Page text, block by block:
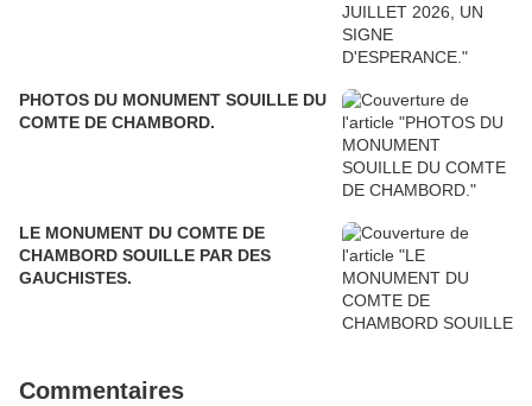
PHOTOS DU MONUMENT SOUILLE DU
COMTE DE CHAMBORD.
LE MONUMENT DU COMTE DE
CHAMBORD SOUILLE PAR DES
GAUCHISTES.
Commentaires